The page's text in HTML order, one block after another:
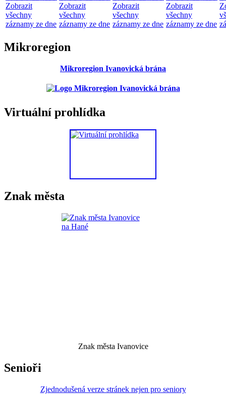
Zobrazit
všechny
záznamy ze dne
Zobrazit
všechny
záznamy ze dne
Zobrazit
všechny
záznamy ze dne
Zobrazit
všechny
záznamy ze dne
Mikroregion
Mikroregion Ivanovická brána
Virtuální prohlídka
Znak města
Znak města Ivanovice
Senioři
Zjednodušená verze stránek nejen pro seniory